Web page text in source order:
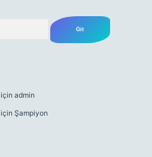
için admin
için Şampiyon